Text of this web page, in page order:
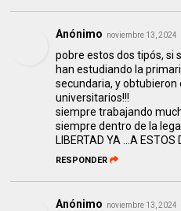
Anónimo noviembre 13, 2024
pobre estos dos tipós, si
han estudiando la
secundaria, y obtubieron
universitarios!!!
siempre trabajando
siempre dentro de la
LIBERTAD YA ...A ESTOS
RESPONDER
Anónimo noviembre 13, 2024